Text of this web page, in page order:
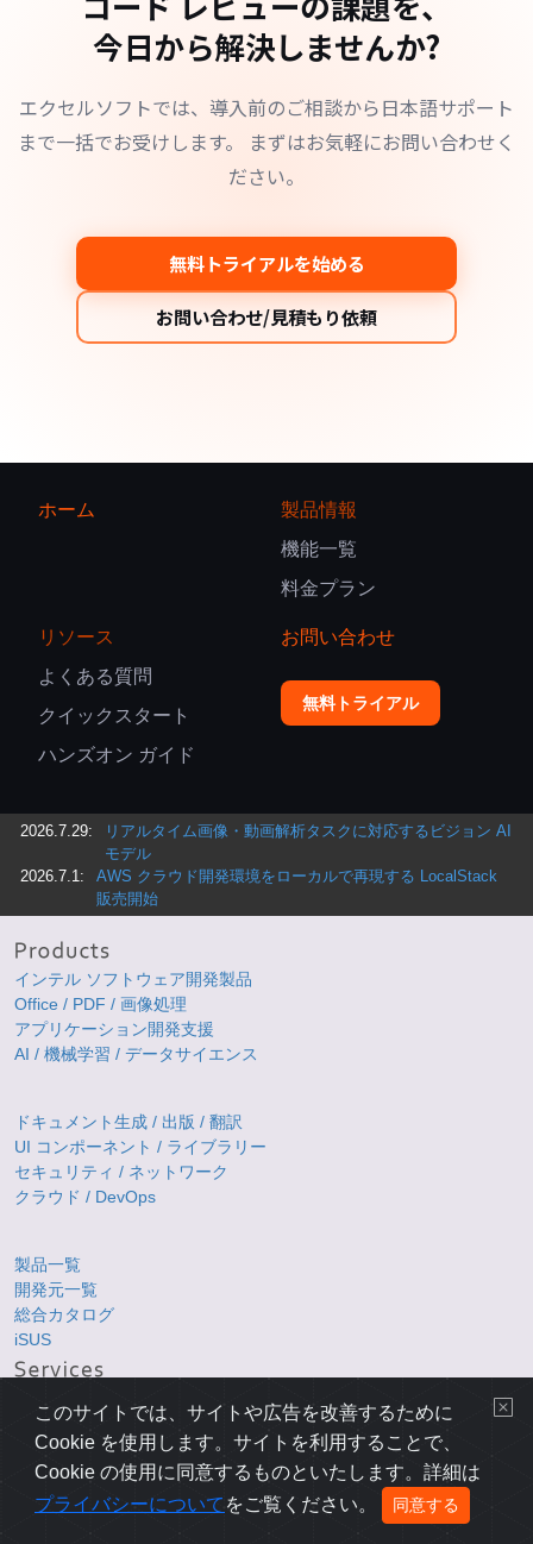
今日から解決しませんか?
エクセルソフトでは、導入前のご相談から日本語サポート
まで一括でお受けします。
まずはお気軽にお問い合わせく
ださい。
無料トライアルを始める
お問い合わせ/見積もり依頼
ホーム
製品情報
機能一覧
料金プラン
リソース
よくある質問
クイックスタート
ハンズオン ガイド
お問い合わせ
無料トライアル
2026.7.29:
リアルタイム画像・動画解析タスクに対応するビジョン AI
モデル
2026.7.1:
AWS クラウド開発環境をローカルで再現する LocalStack
販売開始
インテル ソフトウェア開発製品
Office / PDF / 画像処理
アプリケーション開発支援
AI / 機械学習 / データサイエンス
ドキュメント生成 / 出版 / 翻訳
UI コンポーネント / ライブラリー
セキュリティ / ネットワーク
クラウド / DevOps
製品一覧
開発元一覧
総合カタログ
iSUS
ダウンロード
ショップ
ブログ
このサイトでは、サイトや広告を改善するために
Cookie を使用します。サイトを利用することで、
Cookie の使用に同意するものといたします。詳細は
プライバシーについて をご覧ください。 同意する